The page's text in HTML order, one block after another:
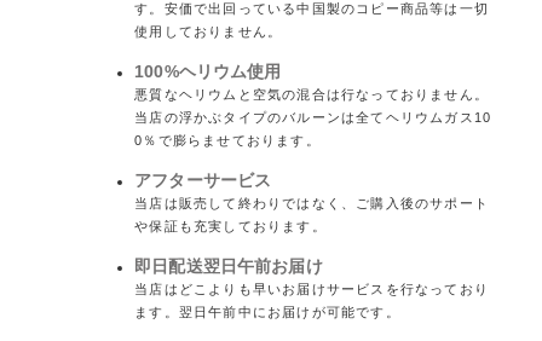
す。安価で出回っている中国製のコピー商品等は一切
使用しておりません。
100%ヘリウム使用
悪質なヘリウムと空気の混合は行なっておりません。
当店の浮かぶタイプのバルーンは全てヘリウムガス10
0％で膨らませております。
アフターサービス
当店は販売して終わりではなく、ご購入後のサポート
や保証も充実しております。
即日配送翌日午前お届け
当店はどこよりも早いお届けサービスを行なっており
ます。翌日午前中にお届けが可能です。